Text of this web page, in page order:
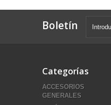
Boletín
Categorías
ACCESORIOS
GENERALES